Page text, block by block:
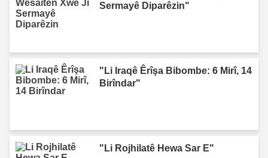
Sermayê Diparêzin"
"Li Iraqê Êrîşa Bibombe: 6 Mirî, 14
Birîndar"
"Li Rojhilatê Hewa Sar E"